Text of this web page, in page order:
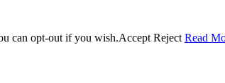
can opt-out if you wish.Accept Reject Read